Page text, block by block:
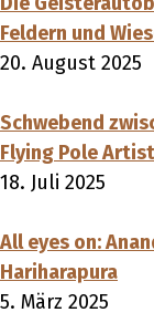
Feldern und
20. August 2025
Schwebend
Flying Pole
18. Juli 2025
All eyes on:
Hariharapura
5. März 2025